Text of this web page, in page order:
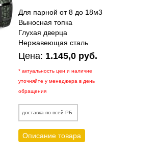
Для парной от 8 до 18м3
Выносная топка
Глухая дверца
Нержавеющая сталь
Цена: 1.145,0 руб.
* актуальность цен и наличие
уточняйте у менеджера в день
обращения
доставка по всей РБ
Описание товара